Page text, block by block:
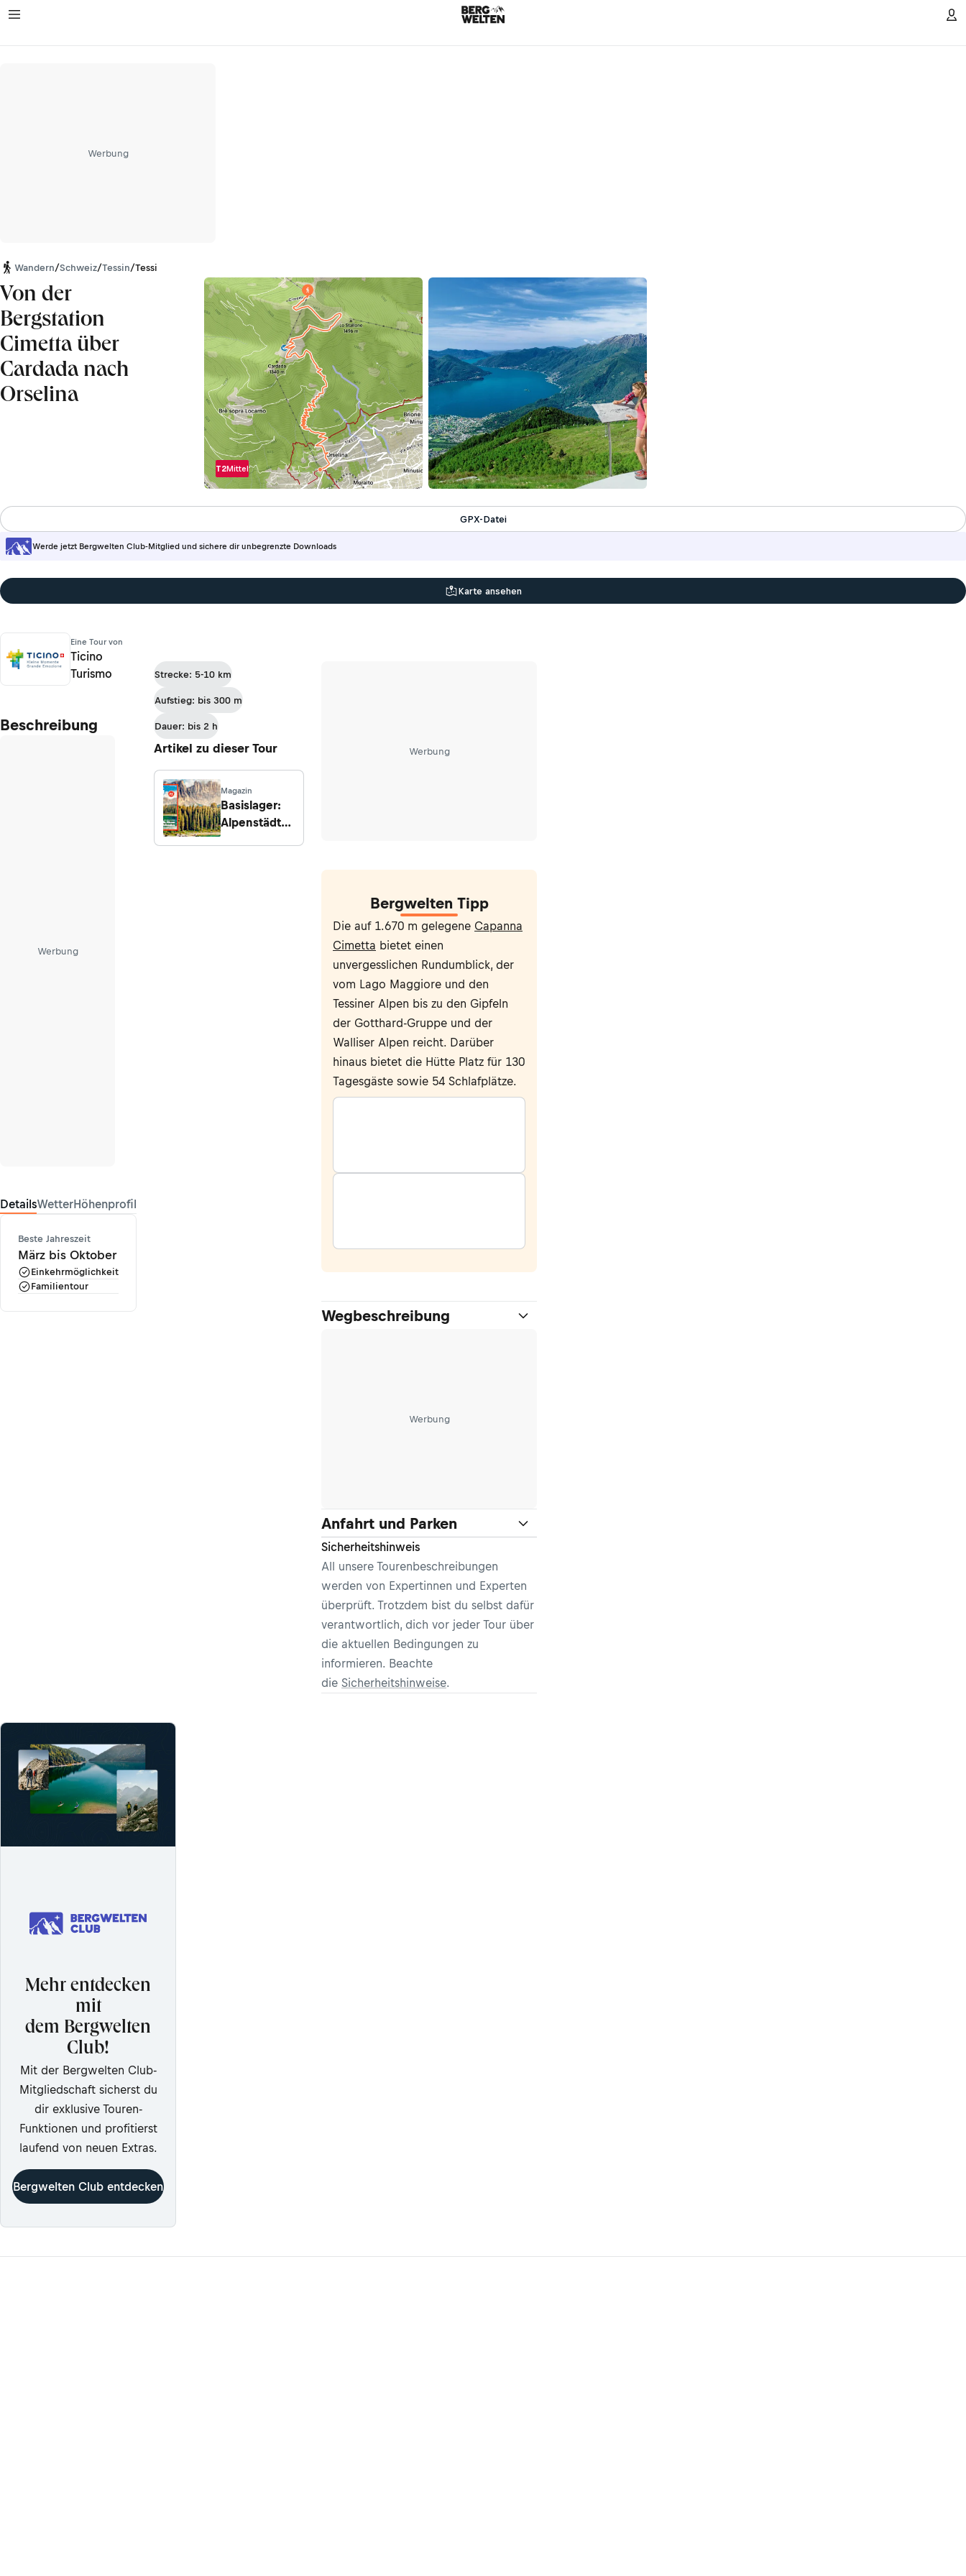
Werbung
Wandern/Schweiz/Tessin/Tessiner Alpen
Von der
Bergstation
Cimetta über
Cardada nach
Orselina
T2Mittel
Werde jetzt Bergwelten Club-Mitglied und sichere dir unbegrenzte Downloads
GPX-Datei
Karte ansehen
Eine Tour von
Ticino
Turismo
Beschreibung
Werbung
DetailsWetterHöhenprofil
Beste Jahreszeit
März bis Oktober
Einkehrmöglichkeit
Familientour
Strecke: 5-10 km
Aufstieg: bis 300 m
Dauer: bis 2 h
Artikel zu dieser Tour
Magazin
Basislager:
Alpenstädte
Werbung
Bergwelten Tipp
Die auf 1.670 m gelegene Capanna
Cimetta bietet einen
unvergesslichen Rundumblick, der
vom Lago Maggiore und den
Tessiner Alpen bis zu den Gipfeln
der Gotthard-Gruppe und der
Walliser Alpen reicht. Darüber
hinaus bietet die Hütte Platz für 130
Tagesgäste sowie 54 Schlafplätze.
Wegbeschreibung
Werbung
Anfahrt und Parken
Sicherheitshinweis
All unsere Tourenbeschreibungen
werden von Expertinnen und Experten
überprüft. Trotzdem bist du selbst dafür
verantwortlich, dich vor jeder Tour über
die aktuellen Bedingungen zu
informieren. Beachte
die Sicherheitshinweise.
Mehr entdecken
mit
dem Bergwelten
Club!
Mit der Bergwelten Club-
Mitgliedschaft sicherst du
dir exklusive Touren-
Funktionen und profitierst
laufend von neuen Extras.
Bergwelten Club entdecken